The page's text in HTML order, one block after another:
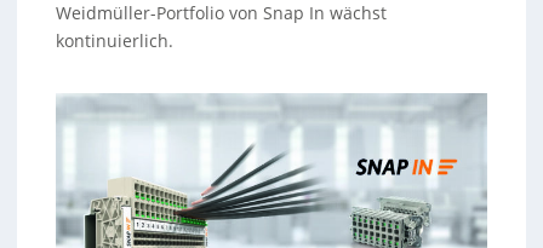
Weidmüller-Portfolio von Snap In wächst
kontinuierlich.